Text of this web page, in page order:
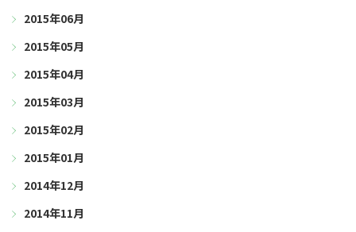
2015年06月
2015年05月
2015年04月
2015年03月
2015年02月
2015年01月
2014年12月
2014年11月